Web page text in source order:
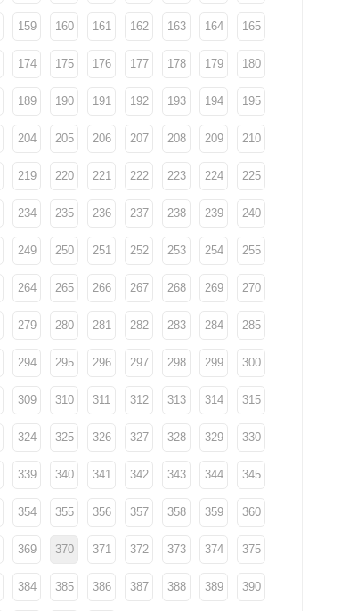
159 160 161 162 163 164 165
174 175 176 177 178 179 180
189 190 191 192 193 194 195
204 205 206 207 208 209 210
219 220 221 222 223 224 225
234 235 236 237 238 239 240
249 250 251 252 253 254 255
264 265 266 267 268 269 270
279 280 281 282 283 284 285
294 295 296 297 298 299 300
309 310 311 312 313 314 315
324 325 326 327 328 329 330
339 340 341 342 343 344 345
354 355 356 357 358 359 360
369 370 371 372 373 374 375
384 385 386 387 388 389 390